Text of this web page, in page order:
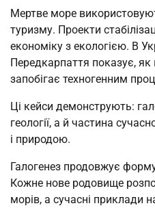
Мертве море
туризму. Проекти
економіку з екологією. В
Передкарпаття показує,
запобігає техногенним
Ці кейси демонструють:
геології, а й частина
і природою.
Галогенез продовжує
Кожне нове родовище
морів, а сучасні приклади